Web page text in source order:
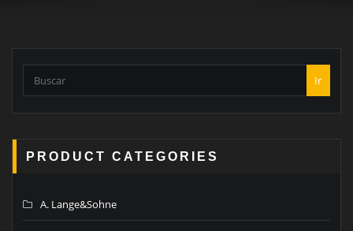
Ir
PRODUCT CATEGORIES
A. Lange&Sohne